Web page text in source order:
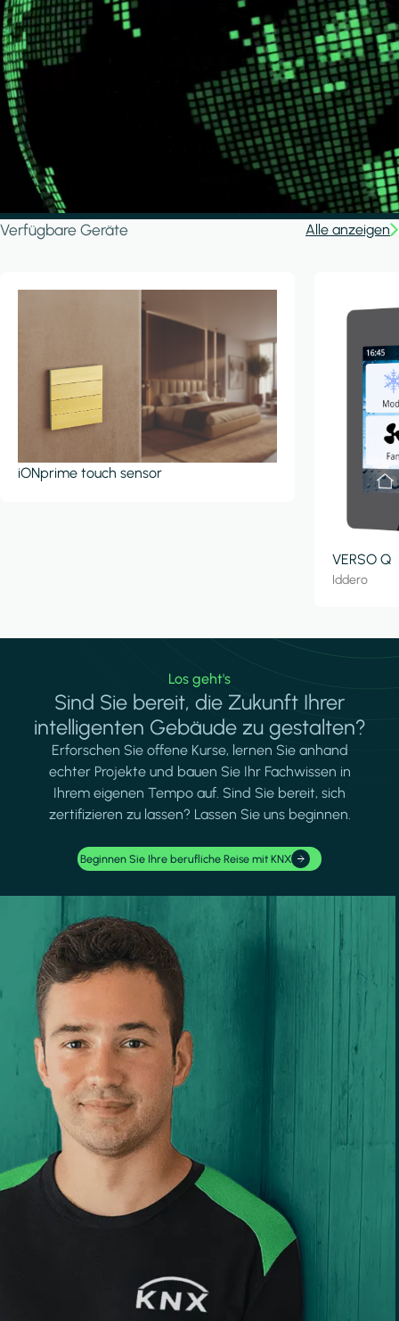
Verfügbare Geräte Alle anzeigen
iONprime touch sensor
VERSO Q
Iddero
Los geht's
Sind Sie bereit, die Zukunft Ihrer
intelligenten Gebäude zu gestalten?
Erforschen Sie offene Kurse, lernen Sie anhand
echter Projekte und bauen Sie Ihr Fachwissen in
Ihrem eigenen Tempo auf. Sind Sie bereit, sich
zertifizieren zu lassen? Lassen Sie uns beginnen.
Beginnen Sie Ihre berufliche Reise mit KNX